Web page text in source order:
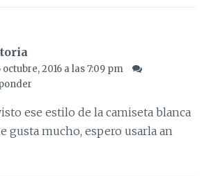
octubre, 2016 a las 7:09 pm
ese estilo de la camiseta blanca
gusta mucho, espero usarla an